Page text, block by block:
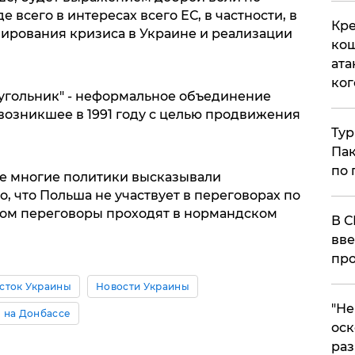
в интересах всего ЕС, в частности, в
кризиса в Украине и реализации
- неформальное объединение
в 1991 году с целью продвижения
многие политики высказывали
что Польша не участвует в переговорах по
переговоры проходят в нормандском
Украины Новости Украины
Донбассе
по
В